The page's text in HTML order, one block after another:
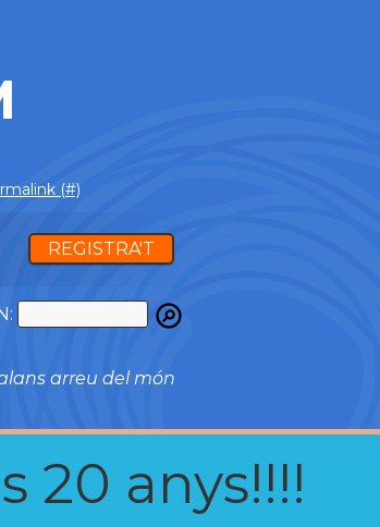
(#)
REGISTRA'T
arreu del món
20 anys!!!!